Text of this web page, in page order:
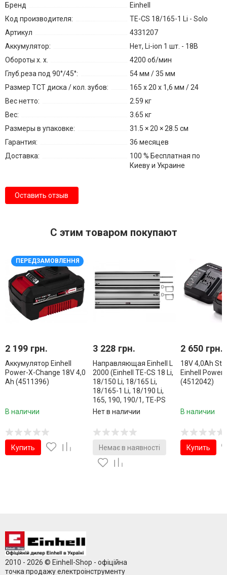
Бренд
Einhell
Код производителя:
TE-CS 18/165-1 Li - Solo
Артикул
4331207
Аккумулятор:
Нет, Li-ion 1 шт. - 18В
Обороты х. х.
4200 об/мин
Глуб.реза под 90°/45°:
54 мм / 35 мм
Размер TCT диска / кол. зубов:
165 x 20 х 1,6 мм / 24
Вес нетто:
2.59 кг
Вес:
3.65 кг
Размеры в упаковке:
31.5 × 20 × 28.5 см
Гарантия:
36 месяцев
Доставка:
100 % Бесплатная по
Киеву и Украине
Оставить отзыв
С этим товаром покупают
ПЕРЕДЗАМОВЛЕННЯ
2 199 грн.
Аккумулятор Einhell
Power-X-Change 18V 4,0
Ah (4511396)
В наличии
Купить
3 228 грн.
Направляющая Einhell L
2000 (Einhell TE-CS 18 Li,
18/150 Li, 18/165 Li,
18/165-1 Li, 18/190 Li,
165, 190, 190/1, TE-PS
165, TC-CS 1250, 1410)
Нет в наличии
Немає в наявності
2 650 грн.
18V 4,0Аh
Einhell
(4512042)
В наличии
Купить
2010 - 2026 © Einhell-Shop - офіційна
точка продажу електроінструменту